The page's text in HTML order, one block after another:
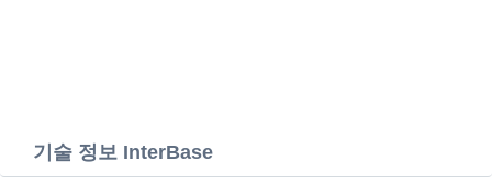
기술 정보 InterBase